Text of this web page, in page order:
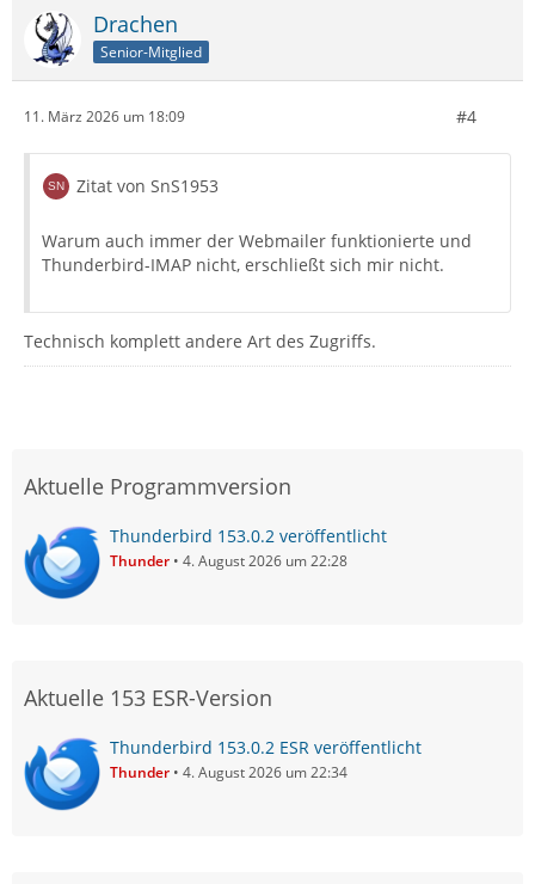
Drachen
Senior-Mitglied
11. März 2026 um 18:09 #4
Zitat von SnS1953
Warum auch immer der Webmailer funktionierte und
Thunderbird-IMAP nicht, erschließt sich mir nicht.
Technisch komplett andere Art des Zugriffs.
Aktuelle Programmversion
Thunderbird 153.0.2 veröffentlicht
Thunder 4. August 2026 um 22:28
Aktuelle 153 ESR-Version
Thunderbird 153.0.2 ESR veröffentlicht
Thunder 4. August 2026 um 22:34